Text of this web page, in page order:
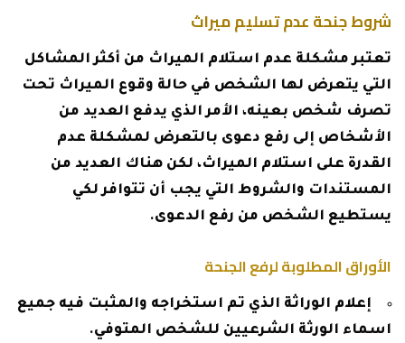
شروط جنحة عدم تسليم ميراث
تعتبر مشكلة عدم استلام الميراث من أكثر المشاكل
التي يتعرض لها الشخص في حالة وقوع الميراث تحت
تصرف شخص بعينه، الأمر الذي يدفع العديد من
الأشخاص إلى رفع دعوى بالتعرض لمشكلة عدم
القدرة على استلام الميراث، لكن هناك العديد من
المستندات والشروط التي يجب أن تتوافر لكي
يستطيع الشخص من رفع الدعوى.
الأوراق المطلوبة لرفع الجنحة
إعلام الوراثة الذي تم استخراجه والمثبت فيه جميع
اسماء الورثة الشرعيين للشخص المتوفي.